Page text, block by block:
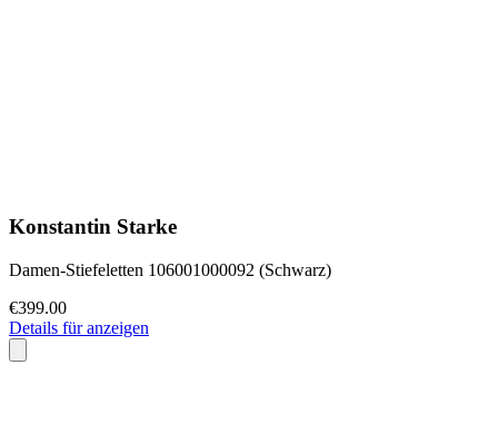
Konstantin Starke
Damen-Stiefeletten 106001000092 (Schwarz)
€399.00
Details für anzeigen